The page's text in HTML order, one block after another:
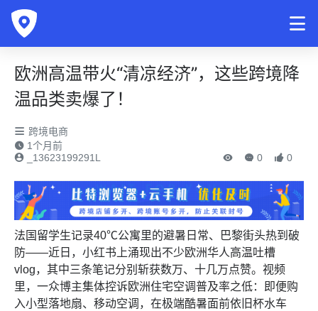
欧洲高温带火“清凉经济”，这些跨境降
温品类卖爆了！
跨境电商
1个月前
_13623199291L
0 0
法国留学生记录40℃公寓里的避暑日常、巴黎街头热到破
防——近日，小红书上涌现出不少欧洲华人高温吐槽
vlog，其中三条笔记分别斩获数万、十几万点赞。视频
里，一众博主集体控诉欧洲住宅空调普及率之低：即便购
入小型落地扇、移动空调，在极端酷暑面前依旧杯水车